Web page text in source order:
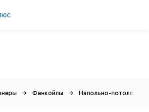
Фанкойлы Напольно-